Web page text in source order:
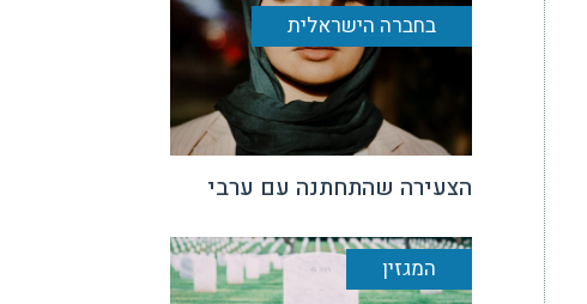
בחברה הישראלית
הצעירה שהתחתנה עם ערבי
המגזין